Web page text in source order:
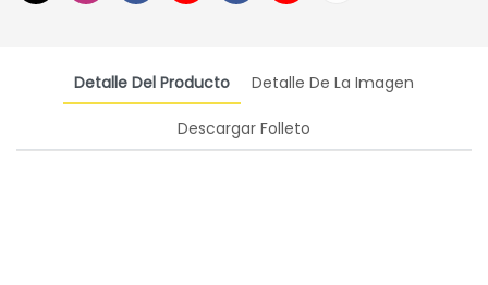
Detalle Del Producto Detalle De La Imagen
Descargar Folleto